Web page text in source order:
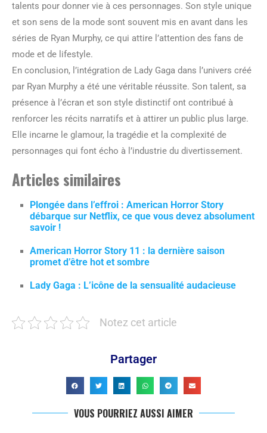
talents pour donner vie à ces personnages. Son style unique
et son sens de la mode sont souvent mis en avant dans les
séries de Ryan Murphy, ce qui attire l’attention des fans de
mode et de lifestyle.
En conclusion, l’intégration de Lady Gaga dans l’univers créé
par Ryan Murphy a été une véritable réussite. Son talent, sa
présence à l’écran et son style distinctif ont contribué à
renforcer les récits narratifs et à attirer un public plus large.
Elle incarne le glamour, la tragédie et la complexité de
personnages qui font écho à l’industrie du divertissement.
Articles similaires
Plongée dans l’effroi : American Horror Story
débarque sur Netflix, ce que vous devez absolument
savoir !
American Horror Story 11 : la dernière saison
promet d’être hot et sombre
Lady Gaga : L’icône de la sensualité audacieuse
Notez cet article
Partager
VOUS POURRIEZ AUSSI AIMER